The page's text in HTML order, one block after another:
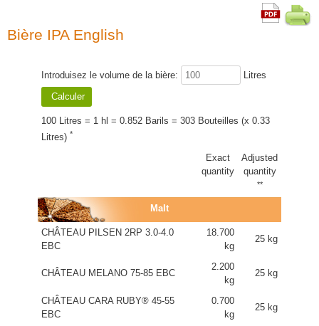
Bière IPA English
Introduisez le volume de la bière: Litres
100 Litres = 1 hl = 0.852 Barils = 303 Bouteilles (x 0.33
Litres) *
Exact
quantity
Adjusted
quantity
**
Malt
CHÂTEAU PILSEN 2RP 3.0-4.0
EBC
18.700
kg
25 kg
CHÂTEAU MELANO 75-85 EBC
2.200
kg
25 kg
CHÂTEAU CARA RUBY® 45-55
EBC
0.700
kg
25 kg